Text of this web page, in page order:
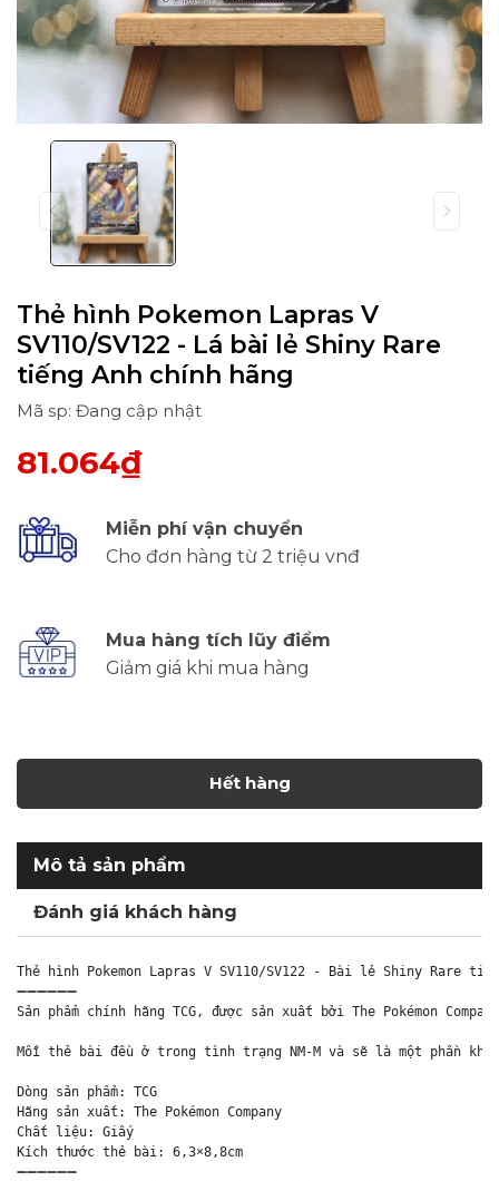
Thẻ hình Pokemon Lapras V
SV110/SV122 - Lá bài lẻ Shiny Rare
tiếng Anh chính hãng
Mã sp: Đang cập nhật
81.064₫
Miễn phí vận chuyển
Cho đơn hàng từ 2 triệu vnđ
Mua hàng tích lũy điểm
Giảm giá khi mua hàng
Hết hàng
Mô tả sản phẩm
Đánh giá khách hàng
Thẻ hình Pokemon Lapras V SV110/SV122 - Bài lẻ Shiny Rare
➖➖➖➖➖➖
Sản phẩm chính hãng TCG, được sản xuất bởi The Pokémon
Mỗi thẻ bài đều ở trong tình trạng NM-M và sẽ là một phần
Dòng sản phẩm: TCG
Hãng sản xuất: The Pokémon Company
Chất liệu: Giấy
Kích thước thẻ bài: 6,3×8,8cm
➖➖➖➖➖➖